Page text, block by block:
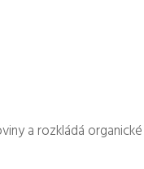
a rozkládá